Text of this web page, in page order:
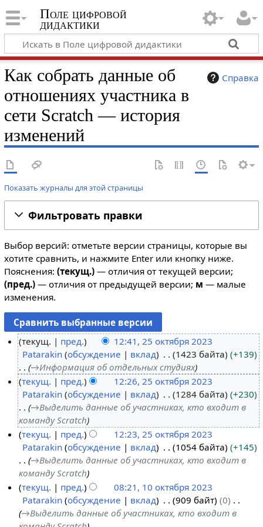
Поле цифровой
дидактики
Справка
Как собрать данные об
отношениях участника в
сети Scratch — история
изменений
Показать журналы для этой страницы
Фильтровать правки
Выбор версий: отметьте версии страницы, которые вы
хотите сравнить, и нажмите Enter или кнопку ниже.
Пояснения: (текущ.)— отличия от текущей версии;
(пред.)— отличия от предыдущей версии; м — малые
изменения.
о
б
0
текущ. пред.
12:41, 25 октября 2023
Patarakin обсуждение вклад 1423 байта
+139
→Информация об отдельных студиях
текущ.
пред.
12:26, 25 октября 2023
Patarakin обсуждение вклад 1284 байта
+230
→Выделить данные об участниках, кто входит в
команду Scratch
текущ.
пред.
12:23, 25 октября 2023
Patarakin обсуждение вклад 1054 байта
+145
→Выделить данные об участниках, кто входит в
команду Scratch
текущ. пред.
08:21, 10 октября 2023
Patarakin обсуждение вклад 909 байт
0
→Выделить данные об участниках, кто входит в